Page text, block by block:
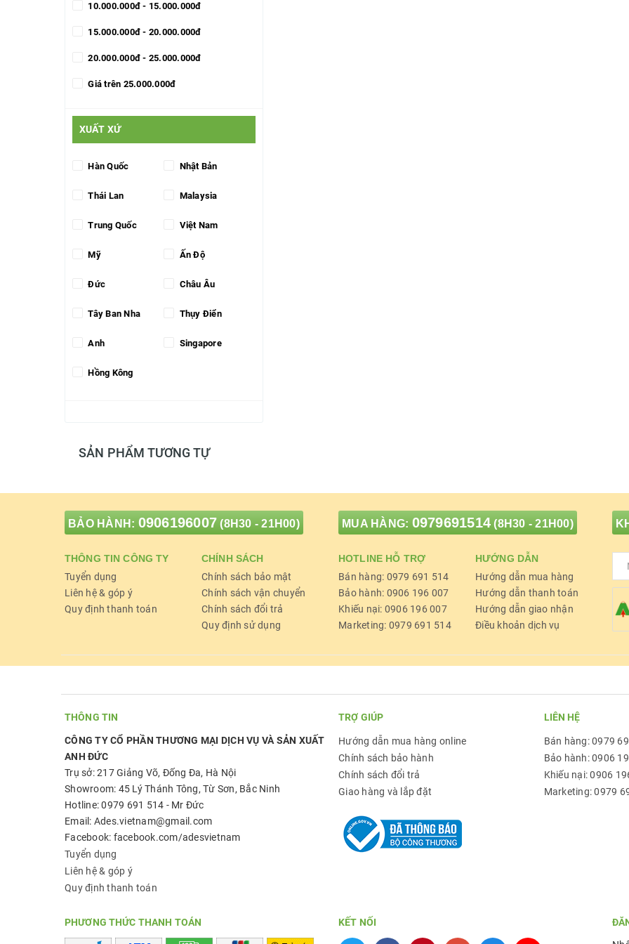
10.000.000đ - 15.000.000đ
15.000.000đ - 20.000.000đ
20.000.000đ - 25.000.000đ
Giá trên 25.000.000đ
XUẤT XỨ
Hàn Quốc Nhật Bản
Thái Lan Malaysia
Trung Quốc Việt Nam
Mỹ Ấn Độ
Đức Châu Âu
Tây Ban Nha Thụy Điển
Anh Singapore
Hồng Kông
SẢN PHẨM TƯƠNG TỰ
BẢO HÀNH: 0906196007 (8H30 - 21H00) MUA HÀNG: 0979691514 (8H30 - 21H00)
THÔNG TIN CÔNG TY
Tuyển dụng
Liên hệ & góp ý
Quy định thanh toán
CHÍNH SÁCH
Chính sách bảo mật
Chính sách vận chuyển
Chính sách đổi trả
Quy định sử dụng
HOTLINE HỖ TRỢ
Bán hàng: 0979 691 514
Bảo hành: 0906 196 007
Khiếu nại: 0906 196 007
Marketing: 0979 691 514
HƯỚNG DẪN
Hướng dẫn mua hàng
Hướng dẫn thanh toán
Hướng dẫn giao nhận
Điều khoản dịch vụ
THÔNG TIN
CÔNG TY CỔ PHẦN THƯƠNG MẠI DỊCH VỤ VÀ SẢN XUẤT
ANH ĐỨC
Trụ sở: 217 Giảng Võ, Đống Đa, Hà Nội
Showroom: 45 Lý Thánh Tông, Từ Sơn, Bắc Ninh
Hotline: 0979 691 514 - Mr Đức
Email: Ades.vietnam@gmail.com
Facebook: facebook.com/adesvietnam
Tuyển dụng
Liên hệ & góp ý
Quy định thanh toán
TRỢ GIÚP
Hướng dẫn mua hàng online
Chính sách bảo hành
Chính sách đổi trả
Giao hàng và lắp đặt
LIÊN HỆ
Bán hàng: 0979
Bảo hành: 0906
Khiếu nại: 0906
Marketing: 0979
PHƯƠNG THỨC THANH TOÁN KẾT NỐI